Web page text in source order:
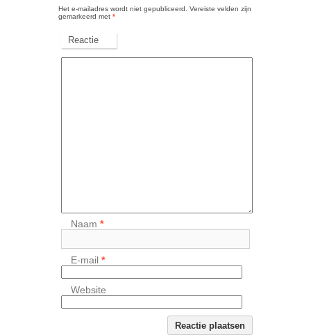
Het e-mailadres wordt niet gepubliceerd.
Vereiste velden zijn
gemarkeerd met *
Reactie
Naam*
E-mail*
Website